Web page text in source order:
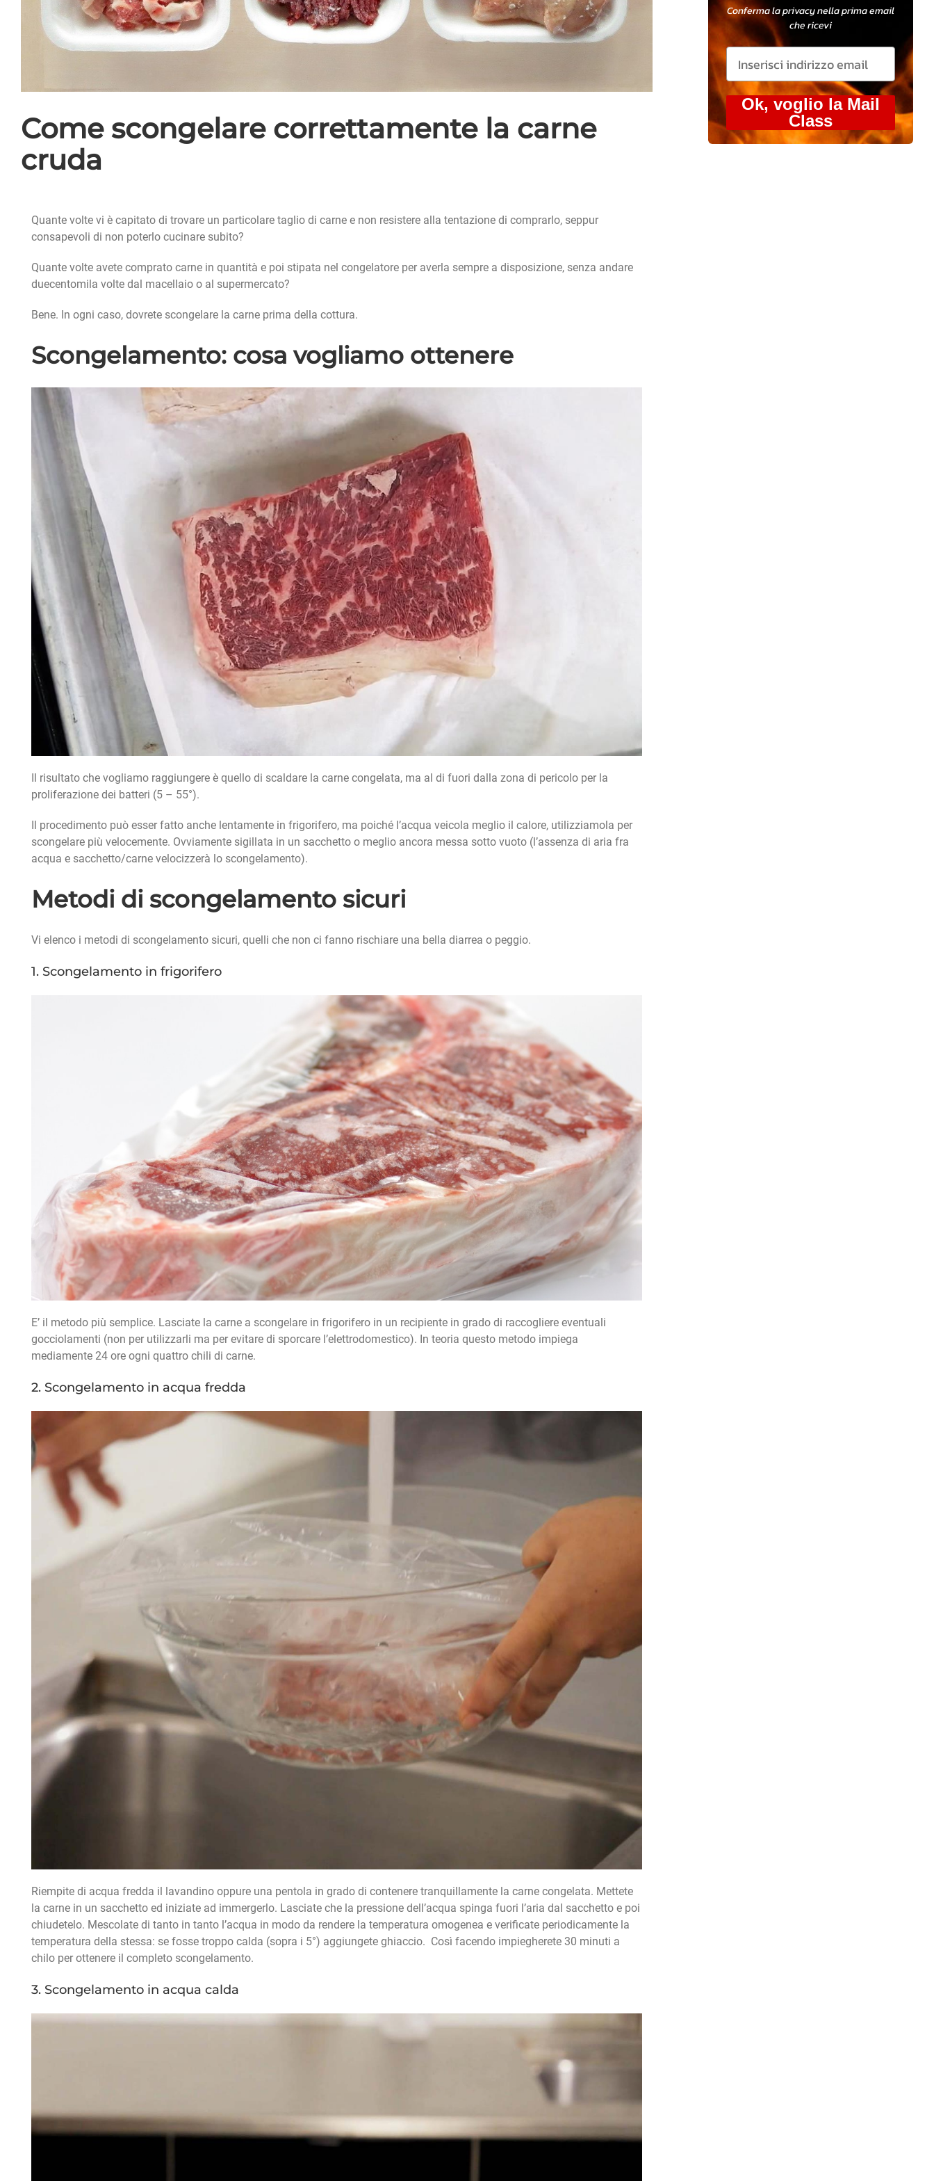
Come scongelare correttamente la carne
cruda
Quante volte vi è capitato di trovare un particolare taglio di carne e non resistere alla tentazione di comprarlo, seppur
consapevoli di non poterlo cucinare subito?
Quante volte avete comprato carne in quantità e poi stipata nel congelatore per averla sempre a disposizione, senza andare
duecentomila volte dal macellaio o al supermercato?
Bene. In ogni caso, dovrete scongelare la carne prima della cottura.
Scongelamento: cosa vogliamo ottenere
Il risultato che vogliamo raggiungere è quello di scaldare la carne congelata, ma al di fuori dalla zona di pericolo per la
proliferazione dei batteri (5 – 55°).
Il procedimento può esser fatto anche lentamente in frigorifero, ma poiché l’acqua veicola meglio il calore, utilizziamola per
scongelare più velocemente. Ovviamente sigillata in un sacchetto o meglio ancora messa sotto vuoto (l’assenza di aria fra
acqua e sacchetto/carne velocizzerà lo scongelamento).
Metodi di scongelamento sicuri
Vi elenco i metodi di scongelamento sicuri, quelli che non ci fanno rischiare una bella diarrea o peggio.
1. Scongelamento in frigorifero
E’ il metodo più semplice. Lasciate la carne a scongelare in frigorifero in un recipiente in grado di raccogliere eventuali
gocciolamenti (non per utilizzarli ma per evitare di sporcare l’elettrodomestico). In teoria questo metodo impiega
mediamente 24 ore ogni quattro chili di carne.
2. Scongelamento in acqua fredda
Riempite di acqua fredda il lavandino oppure una pentola in grado di contenere tranquillamente la carne congelata. Mettete
la carne in un sacchetto ed iniziate ad immergerlo. Lasciate che la pressione dell’acqua spinga fuori l’aria dal sacchetto e poi
chiudetelo. Mescolate di tanto in tanto l’acqua in modo da rendere la temperatura omogenea e verificate periodicamente la
temperatura della stessa: se fosse troppo calda (sopra i 5°) aggiungete ghiaccio. Così facendo impiegherete 30 minuti a
chilo per ottenere il completo scongelamento.
3. Scongelamento in acqua calda
Conferma la privacy nella prima email
che ricevi
Ok, voglio la Mail
Class